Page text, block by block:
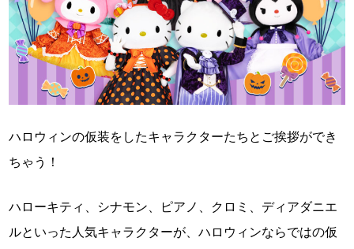
ハロウィンの仮装をしたキャラクターたちとご挨拶ができ
ちゃう！
ハローキティ、シナモン、ピアノ、クロミ、ディアダニエ
ルといった人気キャラクターが、ハロウィンならではの仮